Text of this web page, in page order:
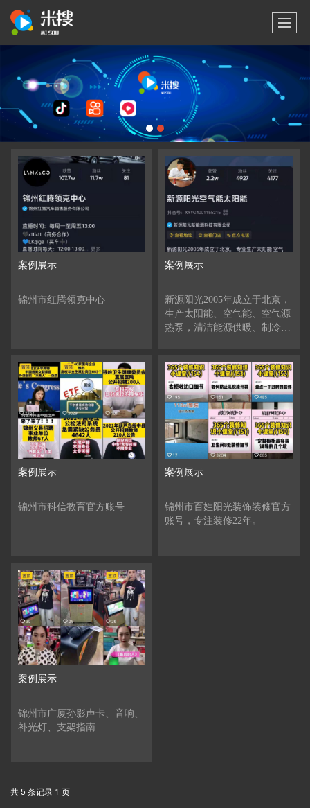
案例展示
锦州市红腾领克中心
案例展示
新源阳光2005年成立于北京，
生产太阳能、空气能、空气源
热泵，清洁能源供暖、制冷、
案例展示
锦州市科信教育官方账号
案例展示
锦州市百姓阳光装饰装修官方
账号，专注装修22年。
案例展示
锦州市广厦孙影声卡、音响、
补光灯、支架指南
共 5 条记录 1 页